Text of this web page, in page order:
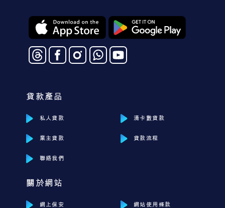
貸款產品
私人貸款 清卡數貸款
業主貸款 貸款流程
聯絡我們
關於網站
網上保安 網站使用條款